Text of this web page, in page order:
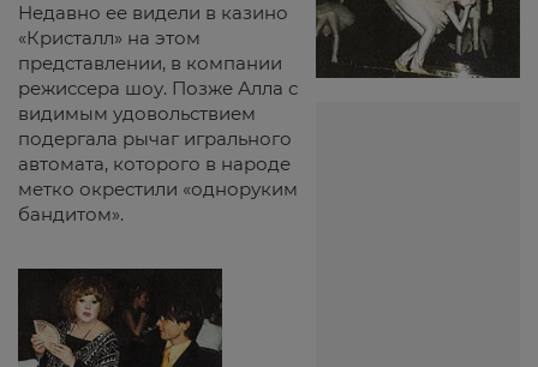
Недавно ее видели в казино
«Кристалл» на этом
представлении, в компании
режиссера шоу. Позже Алла с
видимым удовольствием
подергала рычаг игрального
автомата, которого в народе
метко окрестили «одноруким
бандитом».